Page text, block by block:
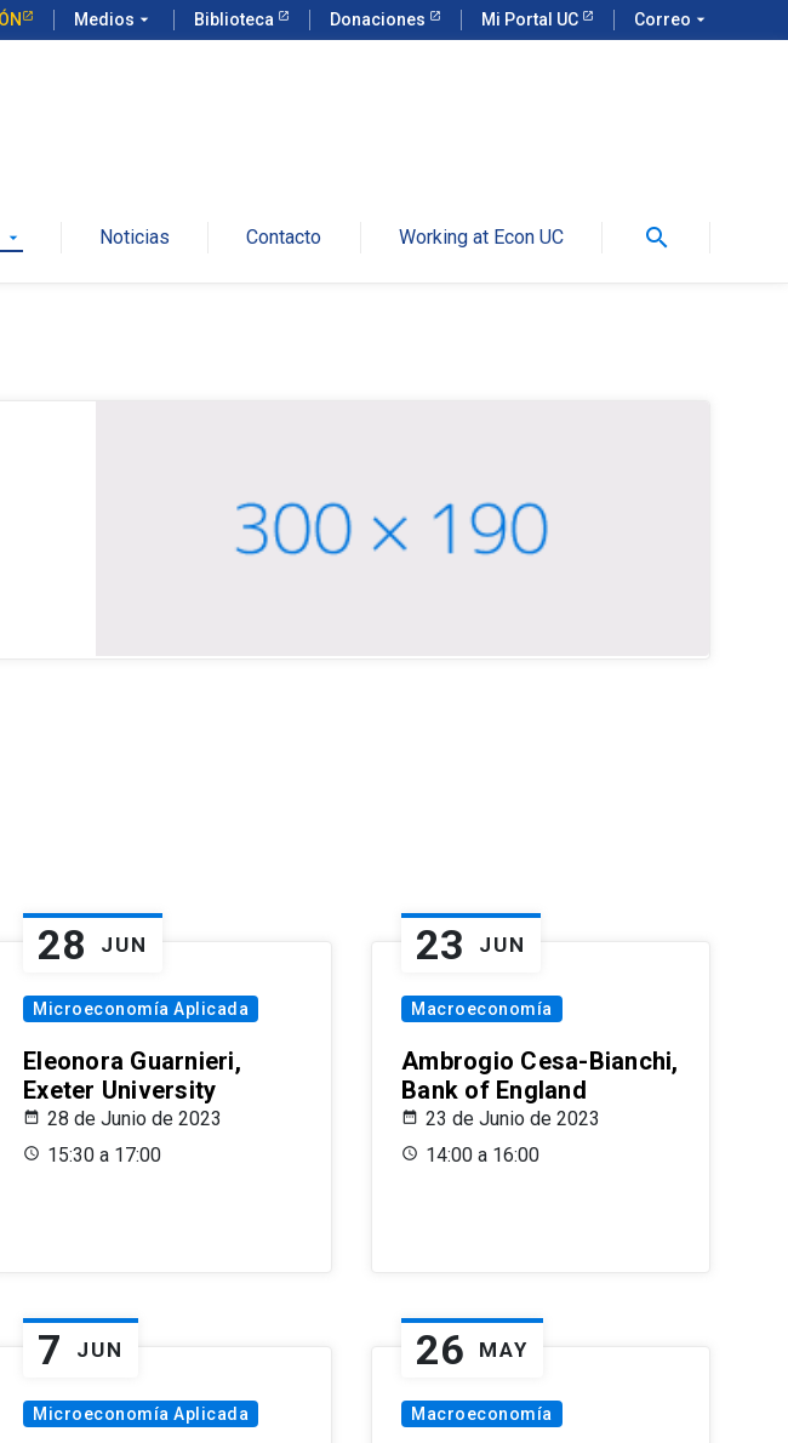
Medios arrow_drop_down Biblioteca Donaciones Mi Portal UC Correo arrow_drop_down
arrow_drop_down Noticias Contacto Working at Econ UC search
28 JUN
Microeconomía Aplicada
Eleonora Guarnieri,
Exeter University
28 de Junio de 2023
15:30 a 17:00
23 JUN
Macroeconomía
Ambrogio Cesa-Bianchi,
Bank of England
23 de Junio de 2023
14:00 a 16:00
7 JUN
Microeconomía Aplicada
26 MAY
Macroeconomía